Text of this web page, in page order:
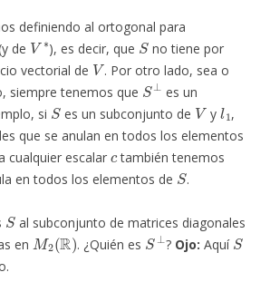
definiendo al ortogonal para
de
V∗
), es decir, que
S
no tiene por
vectorial de
V
. Por otro lado, sea o
siempre tenemos que
S⊥
es un
si
S
es un subconjunto de
V
y ,
que se anulan en todos los elementos
cualquier escalar
c
también tenemos
en todos los elementos de
S
.
al subconjunto de matrices diagonales
en
M2(R)
. ¿Quién es
S⊥
? Ojo: Aquí
S